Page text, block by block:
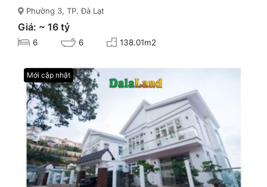
Phường 3, TP. Đà Lạt
Giá: ~ 16 tỷ
6 6 138.01m2
Mới cập nhật